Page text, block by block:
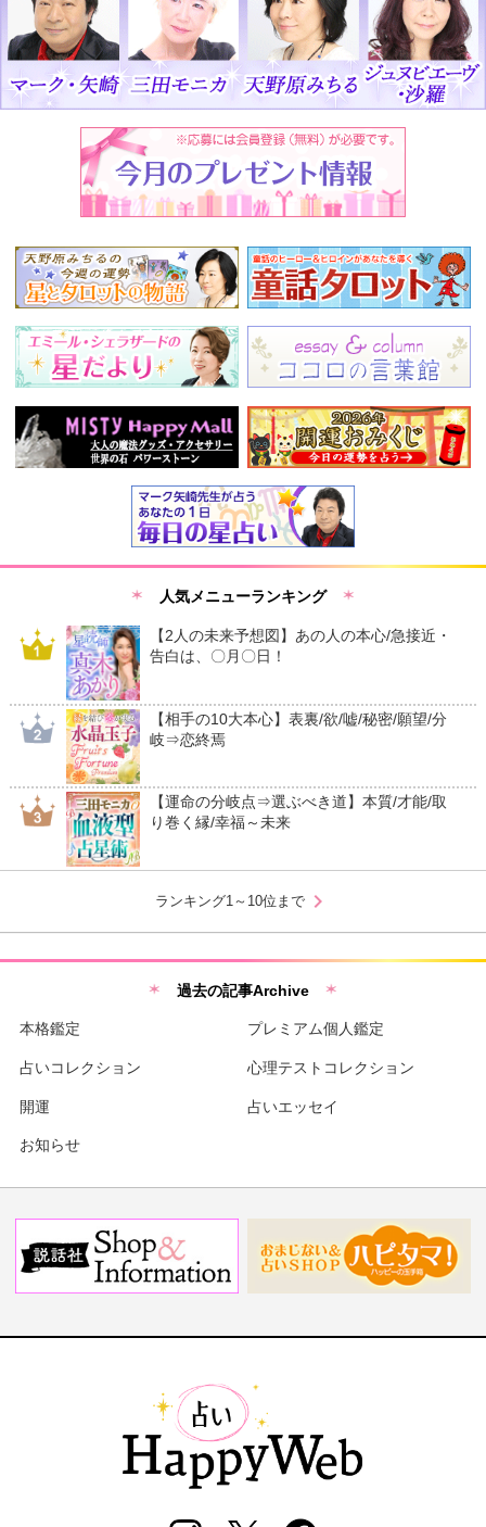
人気メニューランキング
【2人の未来予想図】あの人の本心/急接近・
告白は、〇月〇日！
【相手の10大本心】表裏/欲/嘘/秘密/願望/分
岐⇒恋終焉
【運命の分岐点⇒選ぶべき道】本質/才能/取
り巻く縁/幸福～未来
ランキング1～10位まで chevron_right
過去の記事Archive
本格鑑定 プレミアム個人鑑定
占いコレクション 心理テストコレクション
開運 占いエッセイ
お知らせ